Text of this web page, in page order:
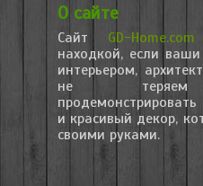
О сайте
Сайт GD-Home.com
находкой, если
интерьером,
не теряем
и красивый декор,
своими руками.